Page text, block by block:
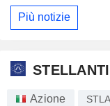
Più notizie
Azione